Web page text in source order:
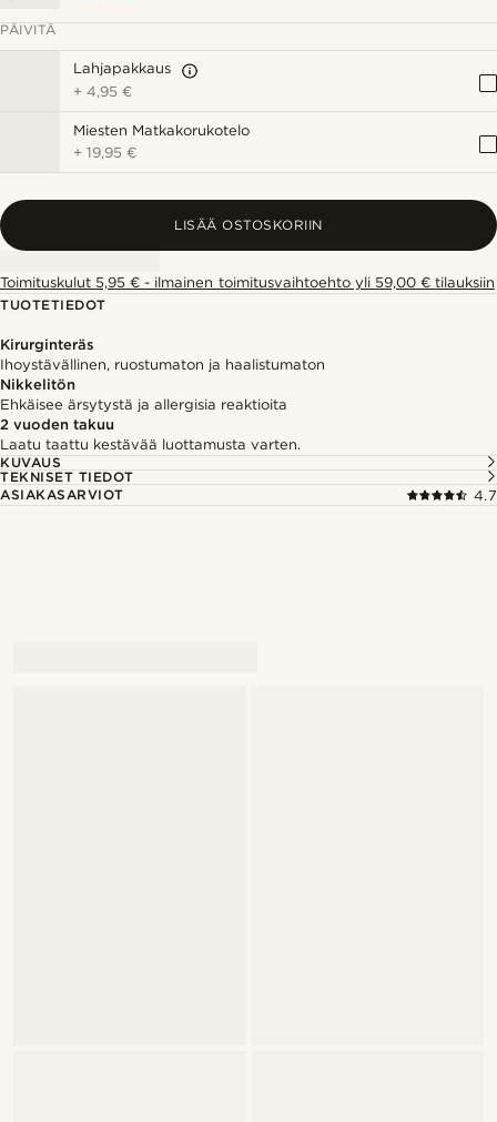
PÄIVITÄ
Lahjapakkaus
+4,95 €
Miesten Matkakorukotelo
+19,95 €
LISÄÄ OSTOSKORIIN
Toimituskulut 5,95 € - ilmainen toimitusvaihtoehto yli 59,00 € tilauksiin
TUOTETIEDOT
Kirurginteräs
Ihoystävällinen, ruostumaton ja haalistumaton
Nikkelitön
Ehkäisee ärsytystä ja allergisia reaktioita
2 vuoden takuu
Laatu taattu kestävää luottamusta varten.
KUVAUS
TEKNISET TIEDOT
ASIAKASARVIOT
4.7